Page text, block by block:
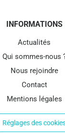
INFORMATIONS
Actualités
Qui sommes-nous
Nous rejoindre
Contact
Mentions légales
Réglages des